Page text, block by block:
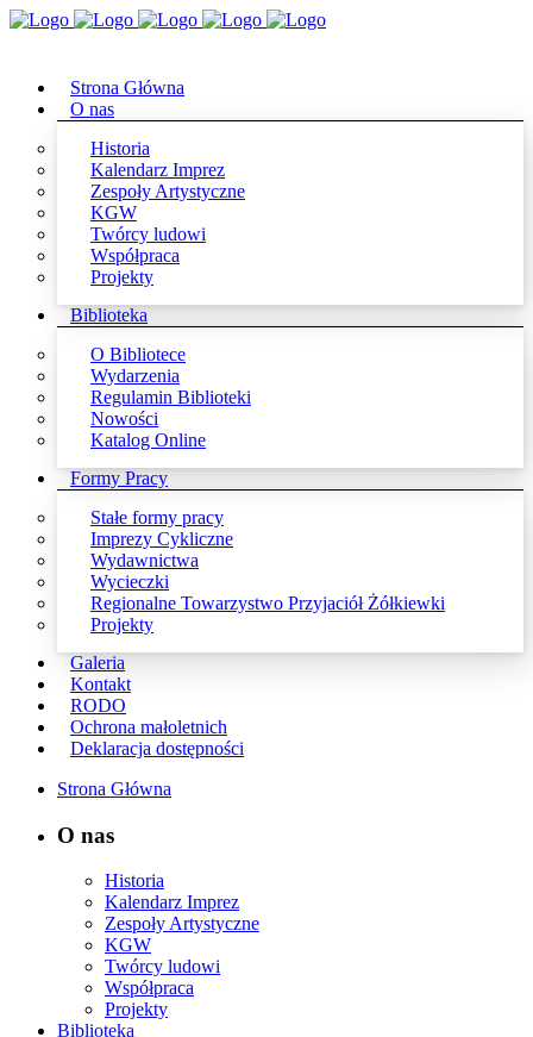
Strona Główna
O nas
Historia
Kalendarz Imprez
Zespoły Artystyczne
KGW
Twórcy ludowi
Współpraca
Projekty
Biblioteka
O Bibliotece
Wydarzenia
Regulamin Biblioteki
Nowości
Katalog Online
Formy Pracy
Stałe formy pracy
Imprezy Cykliczne
Wydawnictwa
Wycieczki
Regionalne Towarzystwo Przyjaciół Żółkiewki
Projekty
Galeria
Kontakt
RODO
Ochrona małoletnich
Deklaracja dostępności
Strona Główna
O nas
Historia
Kalendarz Imprez
Zespoły Artystyczne
KGW
Twórcy ludowi
Współpraca
Projekty
Biblioteka